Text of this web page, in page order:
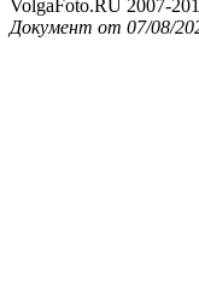
VolgaFoto.RU 2007-
Документ от 07/08/